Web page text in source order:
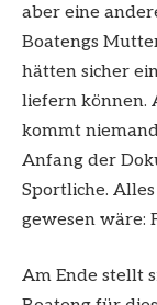
aber eine
Boatengs
hätten sicher
liefern können.
kommt
Anfang der
Sportliche.
gewesen wäre:
Am Ende stellt